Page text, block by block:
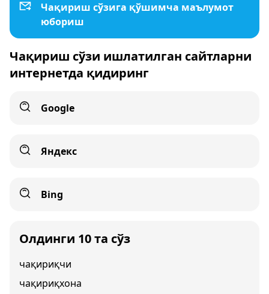
Чақириш сўзига қўшимча маълумот
юбориш
Чақириш сўзи ишлатилган сайтларни
интернетда қидиринг
Google
Яндекс
Bing
Олдинги 10 та сўз
чақириқчи
чақириқхона